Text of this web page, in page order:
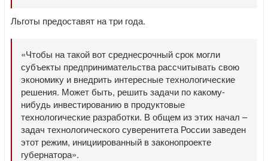
Льготы предоставят на три года.
«Чтобы на такой вот среднесрочный срок могли
субъекты предпринимательства рассчитывать свою
экономику и внедрить интересные технологические
решения. Может быть, решить задачи по какому-
нибудь инвестированию в продуктовые
технологические разработки. В общем из этих начал –
задач технологического суверенитета России заведен
этот режим, инициированный в законопроекте
губернатора».